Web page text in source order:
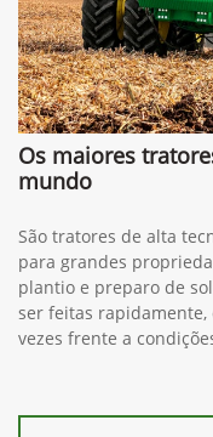
Os maiores
mundo
São tratores de alta
para grandes
plantio e preparo de
ser feitas
vezes frente a